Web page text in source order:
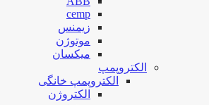
cemp
زیمنس
موتوژن
میکسان
الکتروپمپ
الکتروپمپ خانگی
الکتروژن